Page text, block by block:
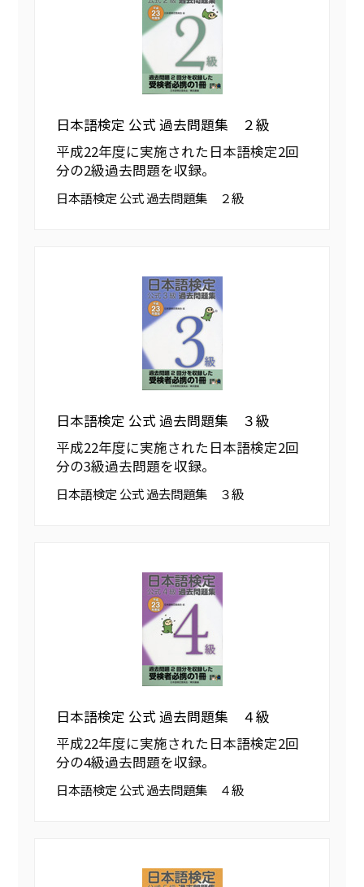
日本語検定 公式 過去問題集 ２級
平成22年度に実施された日本語検定2回
分の2級過去問題を収録。
日本語検定 公式 過去問題集 ２級
日本語検定 公式 過去問題集 ３級
平成22年度に実施された日本語検定2回
分の3級過去問題を収録。
日本語検定 公式 過去問題集 ３級
日本語検定 公式 過去問題集 ４級
平成22年度に実施された日本語検定2回
分の4級過去問題を収録。
日本語検定 公式 過去問題集 ４級